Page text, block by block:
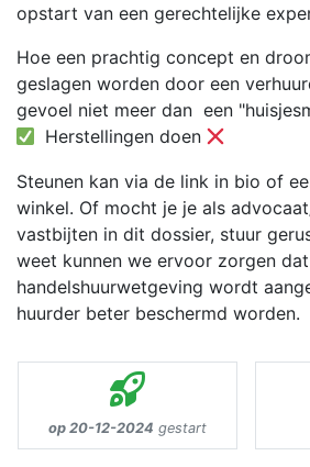
opstart van een gerechtelijke
Hoe een prachtig concept en
geslagen worden door een
gevoel niet meer dan een
Herstellingen doen
Steunen kan via de link in bio of
winkel. Of mocht je je als
vastbijten in dit dossier, stuur
weet kunnen we ervoor zorgen
handelshuurwetgeving wordt
huurder beter beschermd worden.
op 20-12-2024 gestart